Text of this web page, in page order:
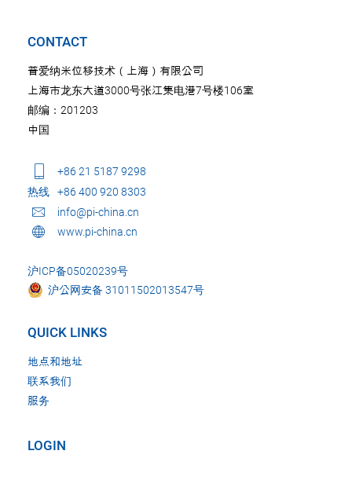
CONTACT
普爱纳米位移技术（上海）有限公司
上海市龙东大道3000号张江集电港7号楼106室
邮编：201203
中国
+86 21 5187 9298
热线
+86 400 920 8303
info@pi-china.cn
www.pi-china.cn
沪ICP备05020239号
沪公网安备 31011502013547号
QUICK LINKS
地点和地址
联系我们
服务
LOGIN